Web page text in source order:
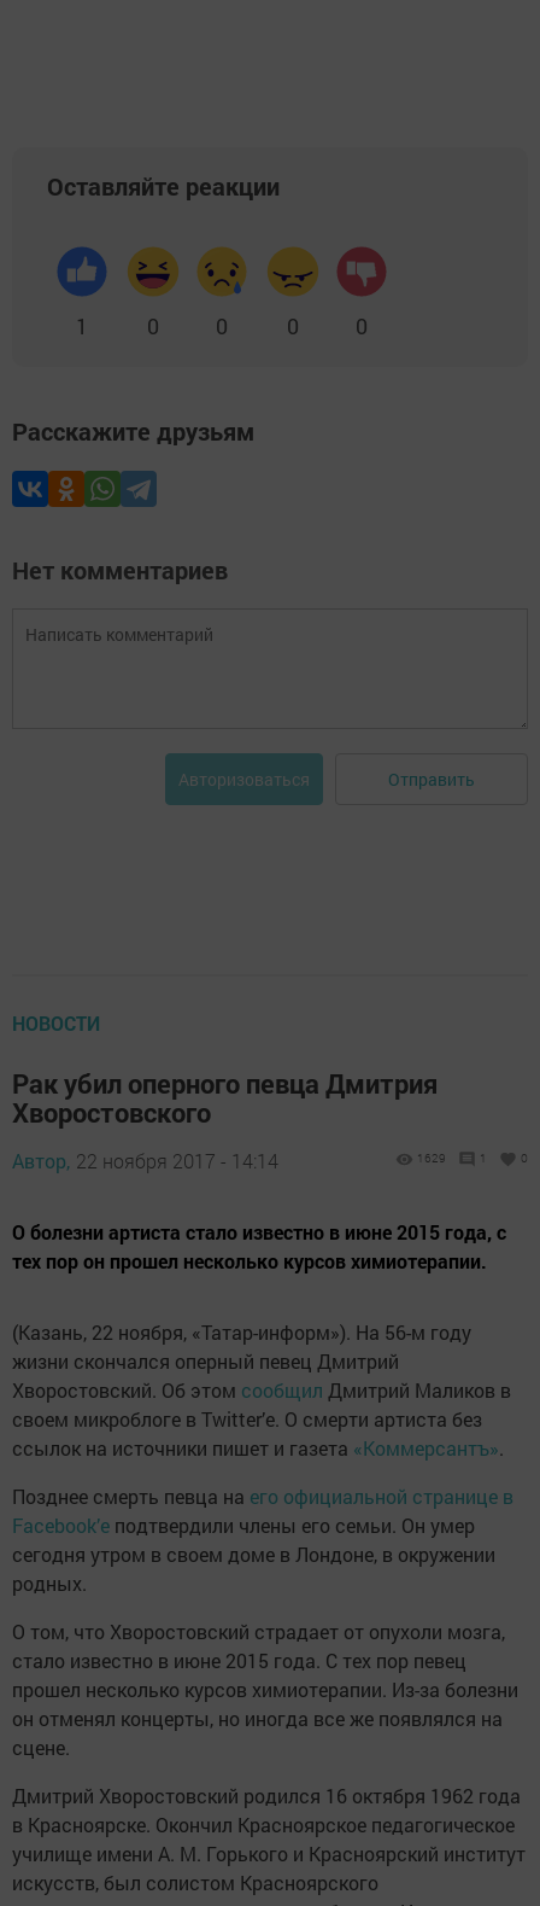
Оставляйте реакции
1 0 0 0 0
Расскажите друзьям
Нет комментариев
Авторизоваться Отправить
НОВОСТИ
Рак убил оперного певца Дмитрия
Хворостовского
Автор, 22 ноября 2017 - 14:14 1629 1 0
О болезни артиста стало известно в июне 2015 года, с
тех пор он прошел несколько курсов химиотерапии.
(Казань, 22 ноября, «Татар-информ»). На 56-м году
жизни скончался оперный певец Дмитрий
Хворостовский. Об этом сообщил Дмитрий Маликов в
своем микроблоге в Twitter’е. О смерти артиста без
ссылок на источники пишет и газета «Коммерсантъ».
Позднее смерть певца на его официальной странице в
Facebook’е подтвердили члены его семьи. Он умер
сегодня утром в своем доме в Лондоне, в окружении
родных.
О том, что Хворостовский страдает от опухоли мозга,
стало известно в июне 2015 года. С тех пор певец
прошел несколько курсов химиотерапии. Из-за болезни
он отменял концерты, но иногда все же появлялся на
сцене.
Дмитрий Хворостовский родился 16 октября 1962 года
в Красноярске. Окончил Красноярское педагогическое
училище имени А. М. Горького и Красноярский институт
искусств, был солистом Красноярского